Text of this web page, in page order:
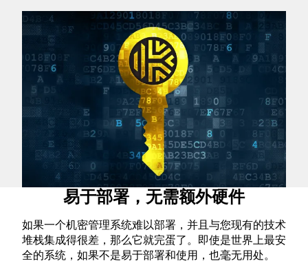
易于部署，无需额外硬件
如果一个机密管理系统难以部署，并且与您现有的技术
堆栈集成得很差，那么它就完蛋了。即使是世界上最安
全的系统，如果不是易于部署和使用，也毫无用处。